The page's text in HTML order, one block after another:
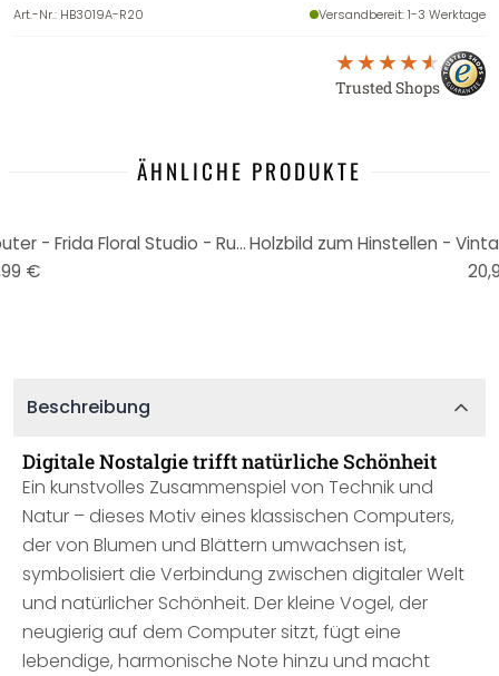
Art.-Nr.: HB3019A-R20 Versandbereit: 1-3 Werktage
Trusted Shops
ÄHNLICHE PRODUKTE
Poster Vintage Botanik-Computer - Frida Floral Studio - Rund
€
Beschreibung
Digitale Nostalgie trifft natürliche Schönheit
Ein kunstvolles Zusammenspiel von Technik und
Natur – dieses Motiv eines klassischen Computers,
der von Blumen und Blättern umwachsen ist,
symbolisiert die Verbindung zwischen digitaler Welt
und natürlicher Schönheit. Der kleine Vogel, der
neugierig auf dem Computer sitzt, fügt eine
lebendige, harmonische Note hinzu und macht